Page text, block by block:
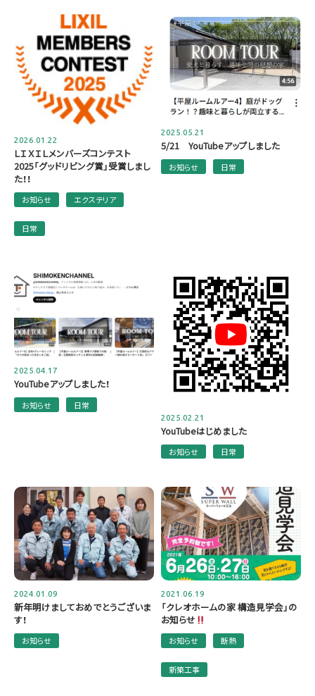
2026.01.22
ＬＩＸＩＬメンバーズコンテスト
2025「グッドリビング賞」受賞しまし
た！！
お知らせ エクステリア
日常
2025.05.21
5/21 YouTubeアップしました
お知らせ 日常
2025.04.17
YouTubeアップしました！
お知らせ 日常
2025.02.21
YouTubeはじめました
お知らせ 日常
2024.01.09
新年明けましておめでとうございま
す！
お知らせ
2021.06.19
「クレオホームの家 構造見学会」の
お知らせ
お知らせ 断熱
新築工事